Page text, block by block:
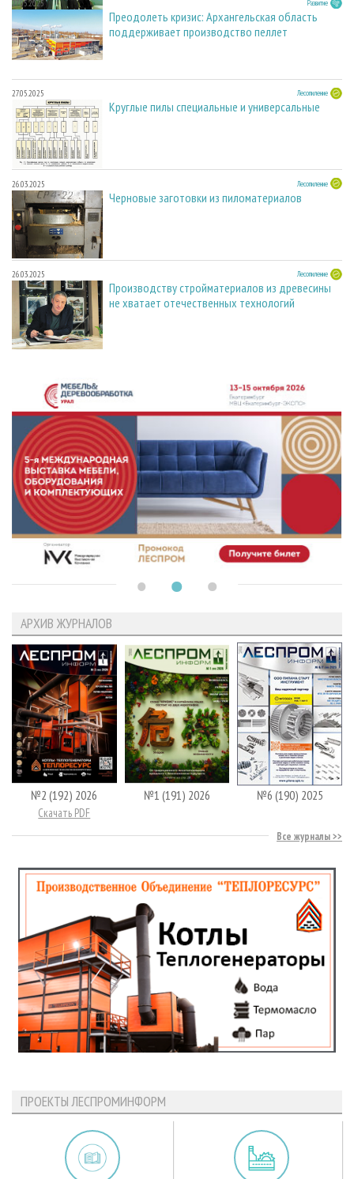
27.05.2025 Развитие
Преодолеть кризис: Архангельская область
поддерживает производство пеллет
27.05.2025 Лесопиление
Круглые пилы специальные и универсальные
26.03.2025 Лесопиление
Черновые заготовки из пиломатериалов
26.03.2025 Лесопиление
Производству стройматериалов из древесины
не хватает отечественных технологий
АРХИВ ЖУРНАЛОВ
№2 (192) 2026
Скачать PDF
№1 (191) 2026 №6 (190) 2025
Все журналы
ПРОЕКТЫ ЛЕСПРОМИНФОРМ